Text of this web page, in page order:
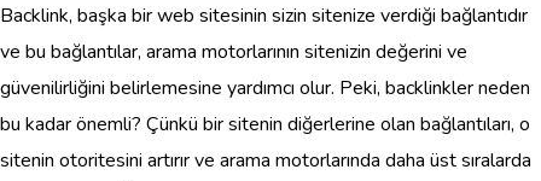
Backlink, başka bir web sitesinin sizin sitenize verdiği bağlantıdır
ve bu bağlantılar, arama motorlarının sitenizin değerini ve
güvenilirliğini belirlemesine yardımcı olur. Peki, backlinkler neden
bu kadar önemli? Çünkü bir sitenin diğerlerine olan bağlantıları, o
sitenin otoritesini artırır ve arama motorlarında daha üst sıralarda